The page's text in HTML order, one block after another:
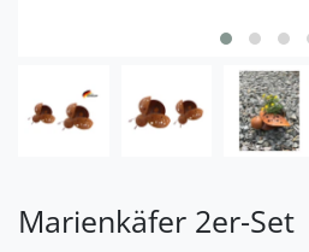
Marienkäfer 2er-Set